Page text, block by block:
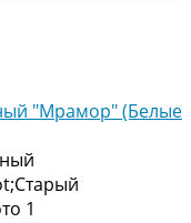
"Мрамор" (Белые